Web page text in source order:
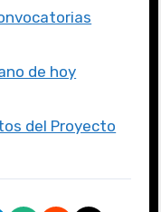
de hoy
del Proyecto